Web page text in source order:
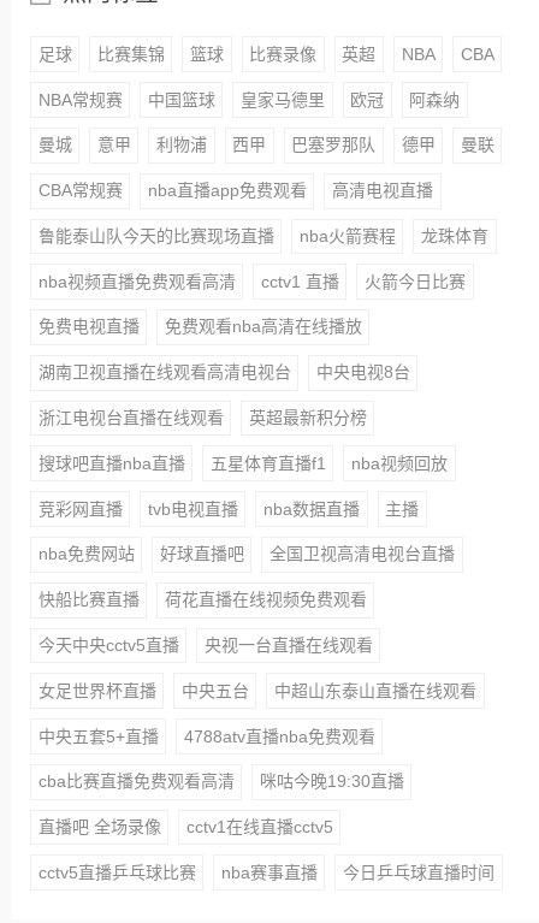
足球 比赛集锦 篮球 比赛录像 英超 NBA CBA
NBA常规赛 中国篮球 皇家马德里 欧冠 阿森纳
曼城 意甲 利物浦 西甲 巴塞罗那队 德甲 曼联
CBA常规赛 nba直播app免费观看 高清电视直播
鲁能泰山队今天的比赛现场直播 nba火箭赛程 龙珠体育
nba视频直播免费观看高清 cctv1 直播 火箭今日比赛
免费电视直播 免费观看nba高清在线播放
湖南卫视直播在线观看高清电视台 中央电视8台
浙江电视台直播在线观看 英超最新积分榜
搜球吧直播nba直播 五星体育直播f1 nba视频回放
竞彩网直播 tvb电视直播 nba数据直播 主播
nba免费网站 好球直播吧 全国卫视高清电视台直播
快船比赛直播 荷花直播在线视频免费观看
今天中央cctv5直播 央视一台直播在线观看
女足世界杯直播 中央五台 中超山东泰山直播在线观看
中央五套5+直播 4788atv直播nba免费观看
cba比赛直播免费观看高清 咪咕今晚19:30直播
直播吧 全场录像 cctv1在线直播cctv5
cctv5直播乒乓球比赛 nba赛事直播 今日乒乓球直播时间